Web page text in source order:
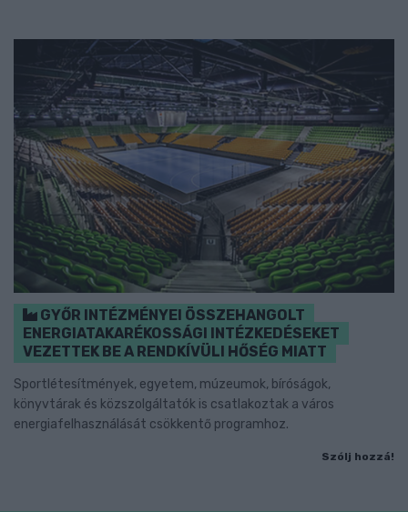
GYŐR INTÉZMÉNYEI ÖSSZEHANGOLT
ENERGIATAKARÉKOSSÁGI INTÉZKEDÉSEKET
VEZETTEK BE A RENDKÍVÜLI HŐSÉG MIATT
Sportlétesítmények, egyetem, múzeumok, bíróságok,
könyvtárak és közszolgáltatók is csatlakoztak a város
energiafelhasználását csökkentő programhoz.
Szólj hozzá!